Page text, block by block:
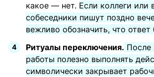
какое — нет. Если коллеги или
собеседники пишут поздно
вежливо обозначить, что
Ритуалы переключения. После
работы полезно выполнять
символически закрывает